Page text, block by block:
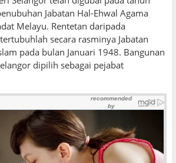
Jabatan Hal-Ehwal Agama
Melayu. Rentetan daripada
secara rasminya Jabatan
pada bulan Januari 1948. Bangunan
dipilih sebagai pejabat